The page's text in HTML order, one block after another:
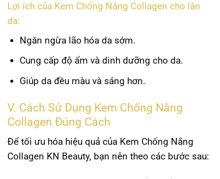
Lợi ích của Kem Chống Nắng Collagen cho làn
da:
Ngăn ngừa lão hóa da sớm.
Cung cấp độ ẩm và dinh dưỡng cho da.
Giúp da đều màu và sáng hơn.
V. Cách Sử Dụng Kem Chống Nắng
Collagen Đúng Cách
Để tối ưu hóa hiệu quả của Kem Chống Nắng
Collagen KN Beauty, bạn nên theo các bước sau: